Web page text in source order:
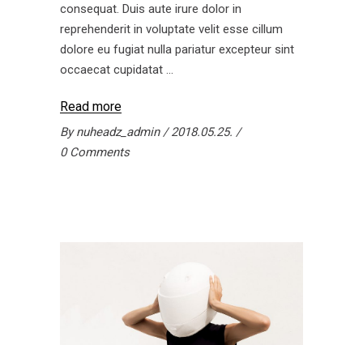
consequat. Duis aute irure dolor in
reprehenderit in voluptate velit esse cillum
dolore eu fugiat nulla pariatur excepteur sint
occaecat cupidatat
Read more
Bynuheadz_admin
2018.05.25.
0 Comments